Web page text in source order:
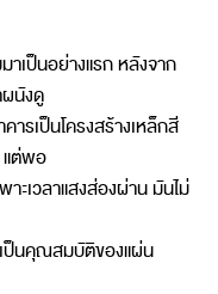
าเป็นอย่างแรก หลังจาก
ผนังดู
รเป็นโครงสร้างเหล็กสี
แต่พอ
ะเวลาแสงส่องผ่าน มันไม่
ป็นคุณสมบัติของแผ่น